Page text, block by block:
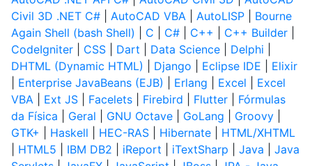
Civil 3D .NET C#
AutoCAD VBA AutoLISP
Bourne
Again Shell (bash Shell)
C C# C++ C++ Builder
CodeIgniter
CSS Dart Data Science Delphi
DHTML (Dynamic HTML)
Django Eclipse IDE
Elixir
Enterprise JavaBeans (EJB) Erlang Excel
Excel
VBA
Ext JS Facelets Firebird Flutter
Fórmulas
da Física
Geral GNU Octave GoLang Groovy
GTK+
Haskell HEC-RAS Hibernate
HTML/XHTML
HTML5 IBM DB2 iReport iTextSharp Java
Java